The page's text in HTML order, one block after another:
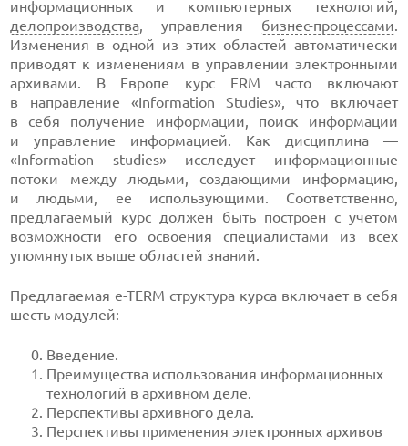
информационных и компьютерных технологий,
делопроизводства, управления бизнес-процессами.
Изменения в одной из этих областей автоматически
приводят к изменениям в управлении электронными
архивами. В Европе курс ERM часто включают
в направление «Information Studies», что включает
в себя получение информации, поиск информации
и управление информацией. Как дисциплина —
«Information studies» исследует информационные
потоки между людьми, создающими информацию,
и людьми, ее использующими. Соответственно,
предлагаемый курс должен быть построен с учетом
возможности его освоения специалистами из всех
упомянутых выше областей знаний.
Предлагаемая e-TERM структура курса включает в себя
шесть модулей:
Введение.
Преимущества использования информационных
технологий в архивном деле.
Перспективы архивного дела.
Перспективы применения электронных архивов